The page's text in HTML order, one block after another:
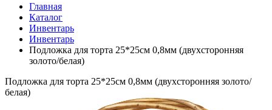
Главная
Каталог
Инвентарь
Инвентарь
Подложка для торта 25*25см 0,8мм (двухсторонняя
золото/белая)
Подложка для торта 25*25см 0,8мм (двухсторонняя золото/
белая)